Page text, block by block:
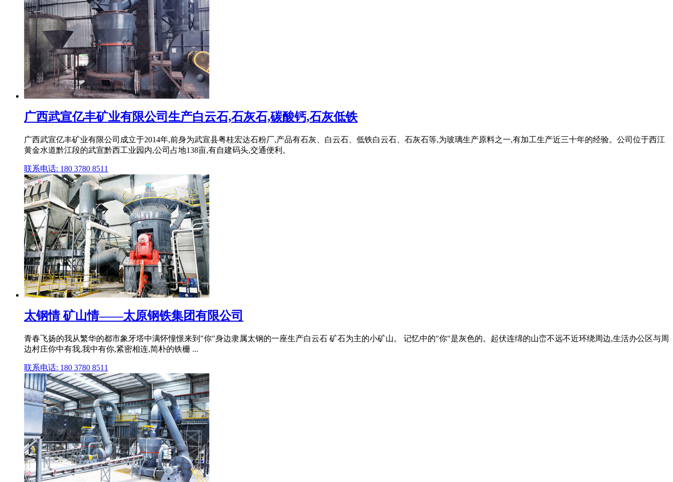
广西武宣亿丰矿业有限公司生产白云石,石灰石,碳酸钙,石灰低铁
广西武宣亿丰矿业有限公司成立于2014年,前身为武宣县粤桂宏达石粉厂,产品有石灰、白云石、低铁白云石、石灰石等,为玻璃生产原料之一,有加工生产近三十年的经验。公司位于西江
黄金水道黔江段的武宣黔西工业园内,公司占地138亩,有自建码头,交通便利。
联系电话: 180 3780 8511
太钢情 矿山情——太原钢铁集团有限公司
青春飞扬的我从繁华的都市象牙塔中满怀憧憬来到"你"身边隶属太钢的一座生产白云石 矿石为主的小矿山。 记忆中的"你"是灰色的。起伏连绵的山峦不远不近环绕周边,生活办公区与周
边村庄你中有我,我中有你,紧密相连,简朴的铁栅 ...
联系电话: 180 3780 8511